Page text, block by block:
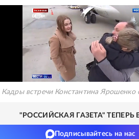
Кадры встречи Константина
"РОССИЙСКАЯ ГАЗЕТА" ТЕПЕРЬ
Подписывайтесь на нас